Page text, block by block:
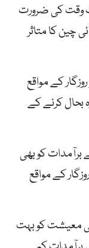
وقت کی ضرورت
چین کا متاثر
کے مواقع
بحال کرنے کے
برآمدات کو بھی
کے مواقع
معیشت کو بہت